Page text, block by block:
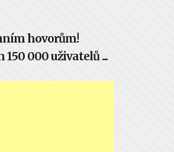
hovorům!
000 uživatelů ...